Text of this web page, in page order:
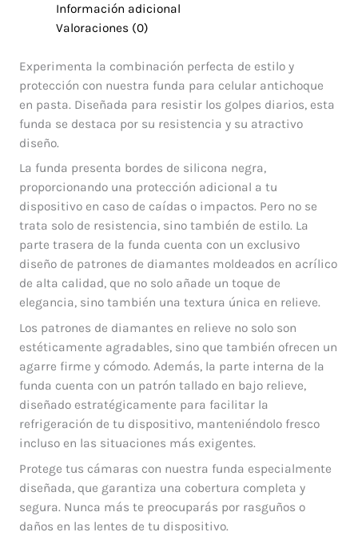
Información adicional
Valoraciones (0)
Experimenta la combinación perfecta de estilo y
protección con nuestra funda para celular antichoque
en pasta. Diseñada para resistir los golpes diarios, esta
funda se destaca por su resistencia y su atractivo
diseño.
La funda presenta bordes de silicona negra,
proporcionando una protección adicional a tu
dispositivo en caso de caídas o impactos. Pero no se
trata solo de resistencia, sino también de estilo. La
parte trasera de la funda cuenta con un exclusivo
diseño de patrones de diamantes moldeados en acrílico
de alta calidad, que no solo añade un toque de
elegancia, sino también una textura única en relieve.
Los patrones de diamantes en relieve no solo son
estéticamente agradables, sino que también ofrecen un
agarre firme y cómodo. Además, la parte interna de la
funda cuenta con un patrón tallado en bajo relieve,
diseñado estratégicamente para facilitar la
refrigeración de tu dispositivo, manteniéndolo fresco
incluso en las situaciones más exigentes.
Protege tus cámaras con nuestra funda especialmente
diseñada, que garantiza una cobertura completa y
segura. Nunca más te preocuparás por rasguños o
daños en las lentes de tu dispositivo.